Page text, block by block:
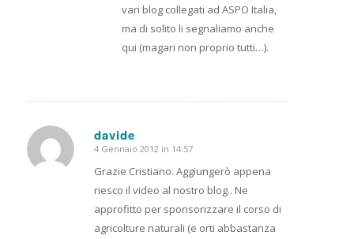
vari blog collegati ad ASPO Italia,
ma di solito li segnaliamo anche
qui (magari non proprio tutti…).
davide
dice:
4 Gennaio 2012 in 14:57
Grazie Cristiano. Aggiungerò appena
riesco il video al nostro blog.. Ne
approfitto per sponsorizzare il corso di
agricolture naturali (e orti abbastanza